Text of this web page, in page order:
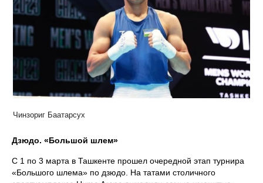
Чинзориг Баатарсух
Дзюдо. «Большой шлем»
С 1 по 3 марта в Ташкенте прошел очередной этап турнира
«Большого шлема» по дзюдо. На татами столичного